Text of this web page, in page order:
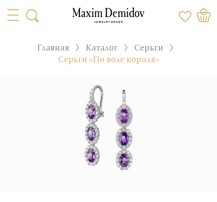
Главная Каталог
Серьги
Серьги «По воле короля»